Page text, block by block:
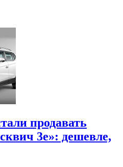
продавать
3e»: дешевле,